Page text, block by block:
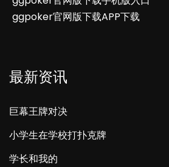
ggpoker官网版下载APP下载
最新资讯
巨幕王牌对决
小学生在学校打扑克牌
学长和我的